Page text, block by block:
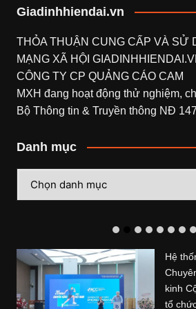
Giadinhhiendai.vn
THỎA THUẬN CUNG CẤP VÀ SỬ
MẠNG XÃ HỘI
CÔNG TY CP QUẢNG CÁO CAM
MXH đang hoạt động thử nghiệm,
Bộ Thông tin & Truyền thông NĐ
Danh mục
mục
Hệ
kinh
tổ